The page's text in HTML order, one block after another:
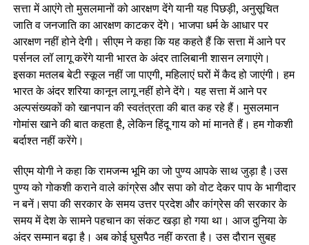
सत्ता में आएंगे तो मुसलमानों को आरक्षण देंगे यानी यह पिछड़ी, अनुसूचित
जाति व जनजाति का आरक्षण काटकर देंगे। भाजपा धर्म के आधार पर
आरक्षण नहीं होने देगी। सीएम ने कहा कि यह कहते हैं कि सत्ता में आने पर
पर्सनल लॉ लागू करेंगे यानी भारत के अंदर तालिबानी शासन लगाएंगे।
इसका मतलब बेटी स्कूल नहीं जा पाएगी, महिलाएं घरों में कैद हो जाएंगी। हम
भारत के अंदर शरिया कानून लागू नहीं होने देंगे। यह सत्ता में आने पर
अल्पसंख्यकों को खानपान की स्वतंत्रता की बात कह रहे हैं। मुसलमान
गोमांस खाने की बात कहता है, लेकिन हिंदू गाय को मां मानते हैं। हम गोकशी
बर्दाश्त नहीं करेंगे।
सीएम योगी ने कहा कि रामजन्म भूमि का जो पुण्य आपके साथ जुड़ा है।उस
पुण्य को गोकशी कराने वाले कांग्रेस और सपा को वोट देकर पाप के भागीदार
न बनें।सपा की सरकार के समय उत्तर प्रदेश और कांग्रेस की सरकार के
समय में देश के सामने पहचान का संकट खड़ा हो गया था। आज दुनिया के
अंदर सम्मान बढ़ा है। अब कोई घुसपैठ नहीं करता है। उस दौरान सुबह